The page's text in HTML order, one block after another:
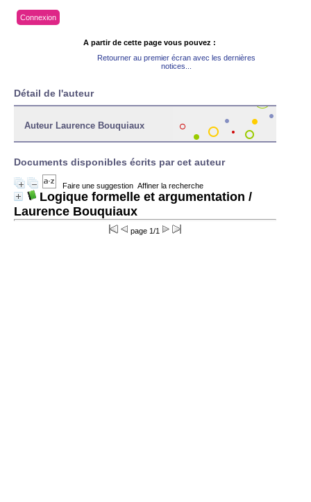
Connexion
A partir de cette page vous pouvez :
Retourner au premier écran avec les dernières
notices...
Détail de l'auteur
Auteur Laurence Bouquiaux
Documents disponibles écrits par cet auteur
Faire une suggestion Affiner la recherche
Logique formelle et argumentation /
Laurence Bouquiaux
page 1/1